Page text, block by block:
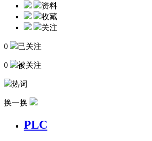
资料
收藏
关注
0 已关注
0 被关注
热词
换一换
PLC